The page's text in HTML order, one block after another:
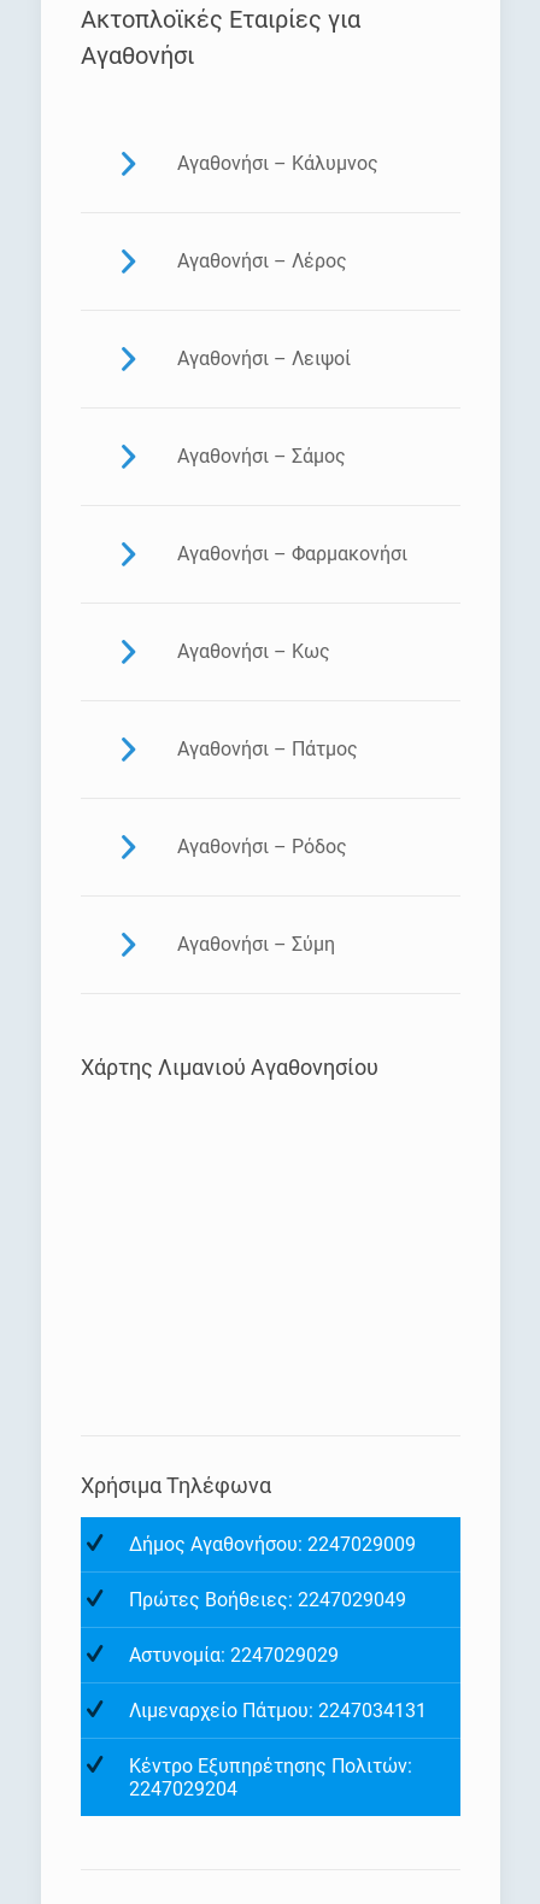
Ακτοπλοϊκές Εταιρίες για
Αγαθονήσι
Αγαθονήσι – Κάλυμνος
Αγαθονήσι – Λέρος
Αγαθονήσι – Λειψοί
Αγαθονήσι – Σάμος
Αγαθονήσι – Φαρμακονήσι
Αγαθονήσι – Κως
Αγαθονήσι – Πάτμος
Αγαθονήσι – Ρόδος
Αγαθονήσι – Σύμη
Χάρτης Λιμανιού Αγαθονησίου
Χρήσιμα Τηλέφωνα
Δήμος Αγαθονήσου: 2247029009
Πρώτες Βοήθειες: 2247029049
Αστυνομία: 2247029029
Λιμεναρχείο Πάτμου: 2247034131
Κέντρο Εξυπηρέτησης Πολιτών:
2247029204